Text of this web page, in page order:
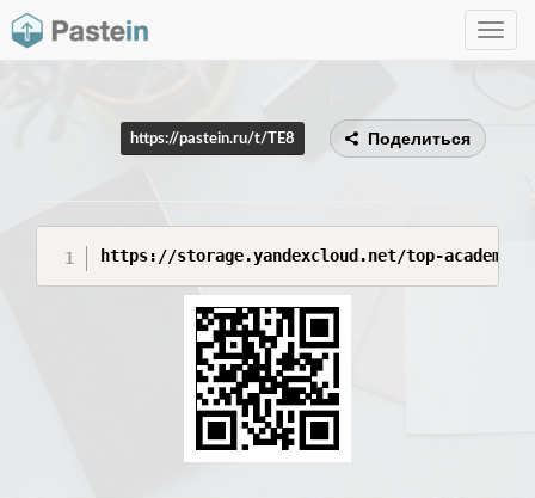
Toggle
https://pastein.ru/t/TE8 Поделиться
https://storage.yandexcloud.net/top-academy-